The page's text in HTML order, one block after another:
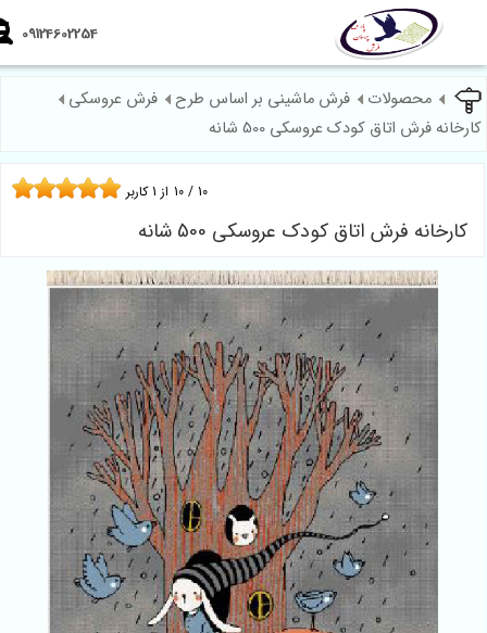
09124602254
محصولات فرش ماشینی بر اساس طرح
فرش عروسکی
فرش اتاق کودک عروسکی 500 شانه
فرش اتاق کودک عروسکی 500 شانه
10 از1 کاربر